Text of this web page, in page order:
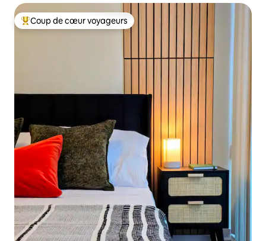
Coups de cœur voyageurs les plus appréciés
Coup de cœur voyageurs